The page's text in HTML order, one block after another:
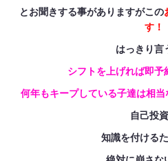
とお聞きする事がありますがこの
す！
はっきり言
シフトを上げれば即予
何年もキープしている子達は相
自己投
知識を付ける